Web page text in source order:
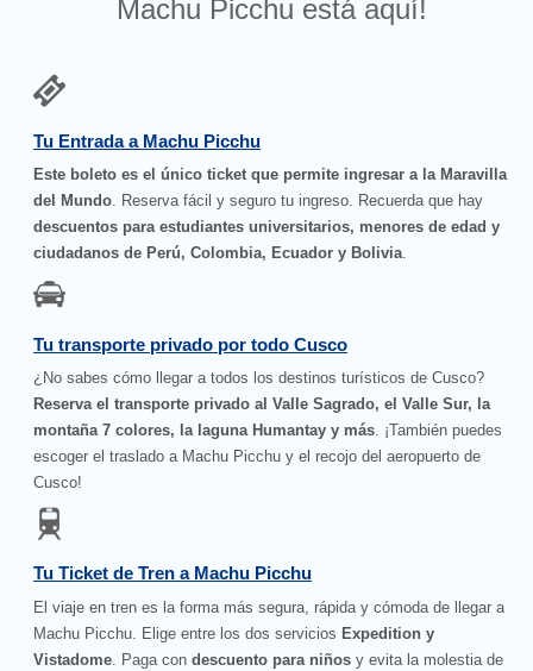
Machu Picchu está aquí!
Tu Entrada a Machu Picchu
Este boleto es el único ticket que permite ingresar a la Maravilla
del Mundo. Reserva fácil y seguro tu ingreso. Recuerda que hay
descuentos para estudiantes universitarios, menores de edad y
ciudadanos de Perú, Colombia, Ecuador y Bolivia.
Tu transporte privado por todo Cusco
¿No sabes cómo llegar a todos los destinos turísticos de Cusco?
Reserva el transporte privado al Valle Sagrado, el Valle Sur, la
montaña 7 colores, la laguna Humantay y más. ¡También puedes
escoger el traslado a Machu Picchu y el recojo del aeropuerto de
Cusco!
Tu Ticket de Tren a Machu Picchu
El viaje en tren es la forma más segura, rápida y cómoda de llegar a
Machu Picchu. Elige entre los dos servicios Expedition y
Vistadome . Paga condescuento para niños y evita la molestia de